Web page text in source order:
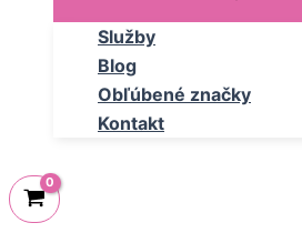
Služby
Blog
Obľúbené značky
Kontakt